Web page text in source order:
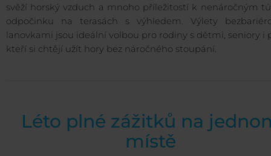
svěží horský vzduch a mnoho příležitostí k nenáročným
odpočinku na terasách s výhledem. Výlety
lanovkami jsou ideální volbou pro rodiny s dětmi, seniory i
kteří si chtějí užít hory bez náročného stoupání.
Léto plné zážitků na
místě